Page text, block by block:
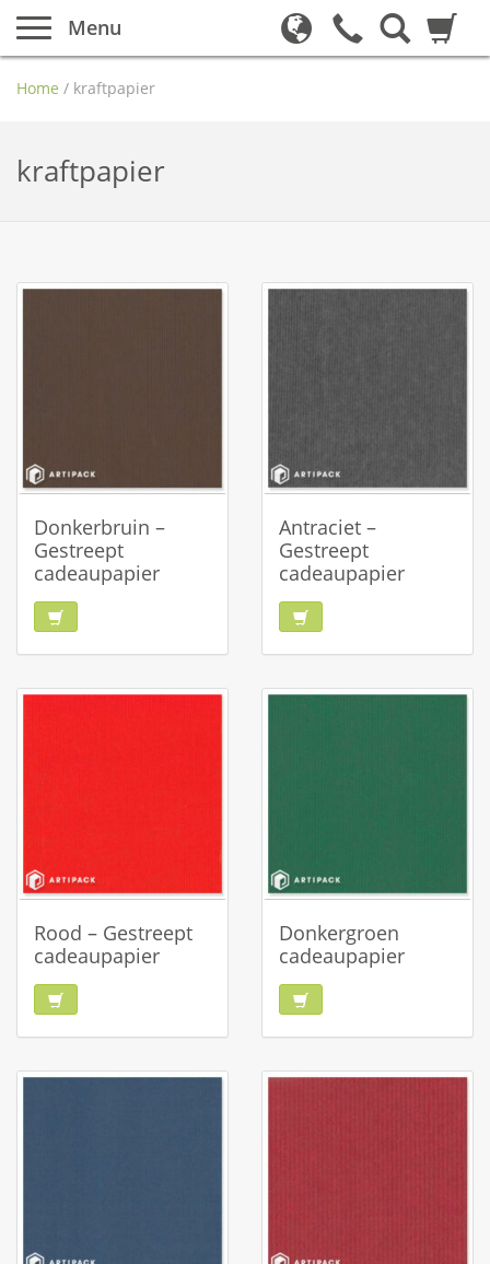
Menu
Home / kraftpapier
kraftpapier
Donkerbruin –
Gestreept
cadeaupapier
Antraciet –
Gestreept
cadeaupapier
Rood – Gestreept
cadeaupapier
Donkergroen
cadeaupapier